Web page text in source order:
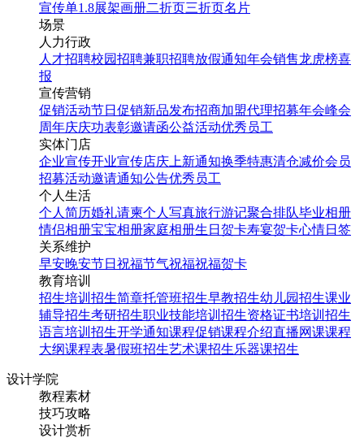
宣传单1.8展架画册二折页三折页名片
场景
人力行政
人才招聘校园招聘兼职招聘放假通知年会销售龙虎榜喜
报
宣传营销
促销活动节日促销新品发布招商加盟代理招募年会峰会
周年庆庆功表彰邀请函公益活动优秀员工
实体门店
企业宣传开业宣传店庆 上新通知换季特惠清仓减价会员
招募活动邀请通知公告优秀员工
个人生活
个人简历婚礼请柬个人写真旅行游记聚合排队毕业相册
情侣相册宝宝相册家庭相册生日贺卡寿宴贺卡心情日签
关系维护
早安晚安节日祝福节气祝福祝福贺卡
教育培训
招生培训 招生简章托管班招生早教招生幼儿园招生课业
辅导招生考研招生职业技能培训招生资格证书培训招生
语言培训招生开学通知课程促销课程介绍直播网课课程
大纲课程表暑假班招生艺术课招生乐器课招生
设计学院
教程素材
技巧攻略
设计赏析